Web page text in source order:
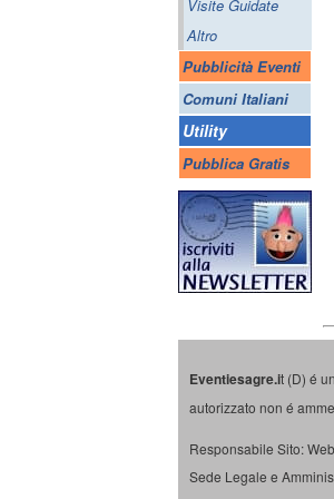
Visite Guidate
Altro
Pubblicità Eventi
Comuni Italiani
Utility
Pubblica Gratis
Eventiesagre.it (D) é
autorizzato non é
Responsabile Sito:
Sede Legale e